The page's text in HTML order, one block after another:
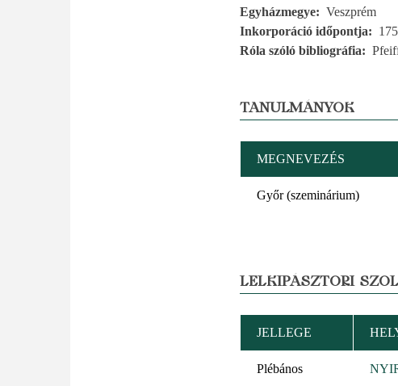
Egyházmegye
Veszprém
Inkorporáció időpontja
Róla szóló bibliográfia
TANULMÁNYOK
MEGNEVEZÉS
Győr (szeminárium)
LELKIPÁSZTORI
JELLEGE
Plébános